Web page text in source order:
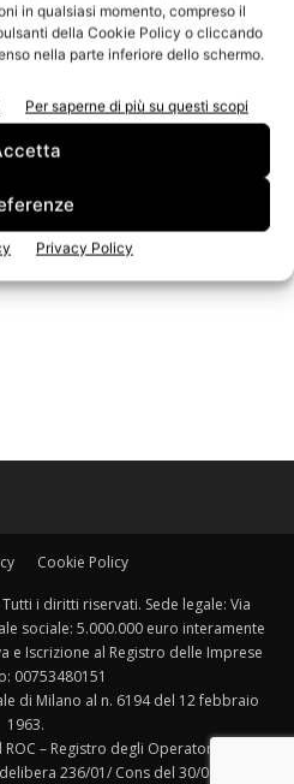
in qualsiasi momento, compreso il
della Cookie Policy o cliccando
nella parte inferiore dello schermo.
Per saperne di più su questi scopi
Privacy Policy
Cookie Policy
i diritti riservati. Sede legale: Via
sociale: 5.000.000 euro interamente
e Iscrizione al Registro delle Imprese
00753480151
di Milano al n. 6194 del 12 febbraio
1963.
– Registro degli Operatori di
236/01/ Cons del 30/06/01